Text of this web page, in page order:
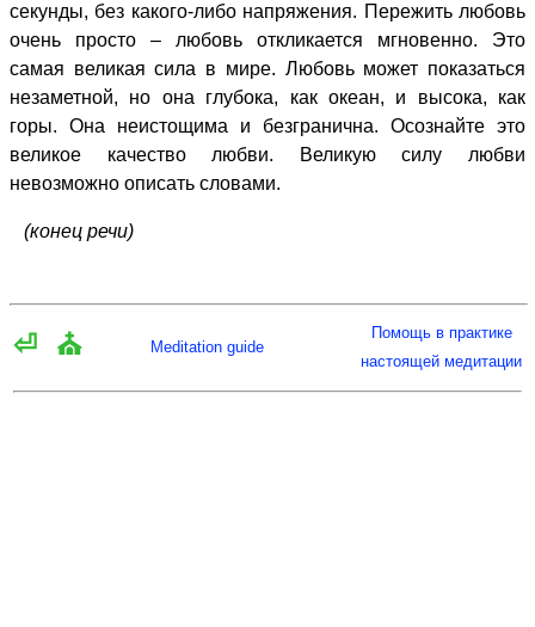
секунды, без какого-либо напряжения. Пережить любовь
очень просто – любовь откликается мгновенно. Это
самая великая сила в мире. Любовь может показаться
незаметной, но она глубока, как океан, и высока, как
горы. Она неистощима и безгранична. Осознайте это
великое качество любви. Великую силу любви
невозможно описать словами.
(конец речи)
⏎ ⛪ Meditation guide
Помощь в практике
настоящей медитации